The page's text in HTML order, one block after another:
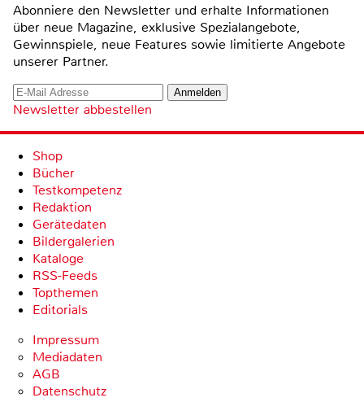
Abonniere den Newsletter und erhalte Informationen
über neue Magazine, exklusive Spezialangebote,
Gewinnspiele, neue Features sowie limitierte Angebote
unserer Partner.
Newsletter abbestellen
Shop
Bücher
Testkompetenz
Redaktion
Gerätedaten
Bildergalerien
Kataloge
RSS-Feeds
Topthemen
Editorials
Impressum
Mediadaten
AGB
Datenschutz